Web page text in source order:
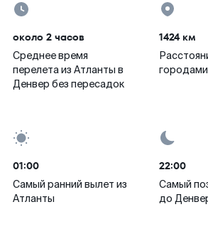
около 2 часов
Среднее время
перелета из Атланты в
Денвер без пересадок
1424 км
городами
01:00
Самый ранний вылет из
Атланты
22:00
Самый
до